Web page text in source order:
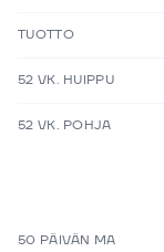
TUOTTO
52 VK. HUIPPU
52 VK. POHJA
50 PÄIVÄN MA